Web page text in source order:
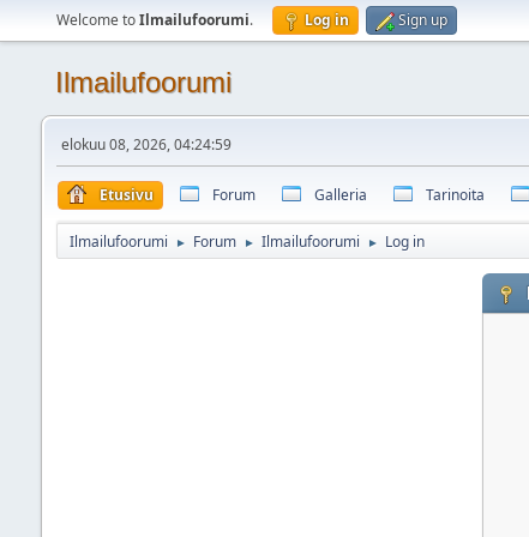
Welcome toIlmailufoorumi. Log in Sign up
Ilmailufoorumi
elokuu 08, 2026, 04:24:59
Etusivu Forum Galleria Tarinoita
Ilmailufoorumi ► Forum ► Ilmailufoorumi ► Log in